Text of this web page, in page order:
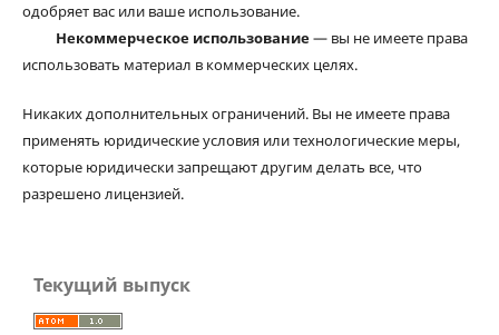
одобряет вас или ваше использование.
Некоммерческое использование— вы не имеете права
использовать материал в коммерческих целях.
Никаких дополнительных ограничений. Вы не имеете права
применять юридические условия или технологические меры,
которые юридически запрещают другим делать все, что
разрешено лицензией.
Текущий выпуск